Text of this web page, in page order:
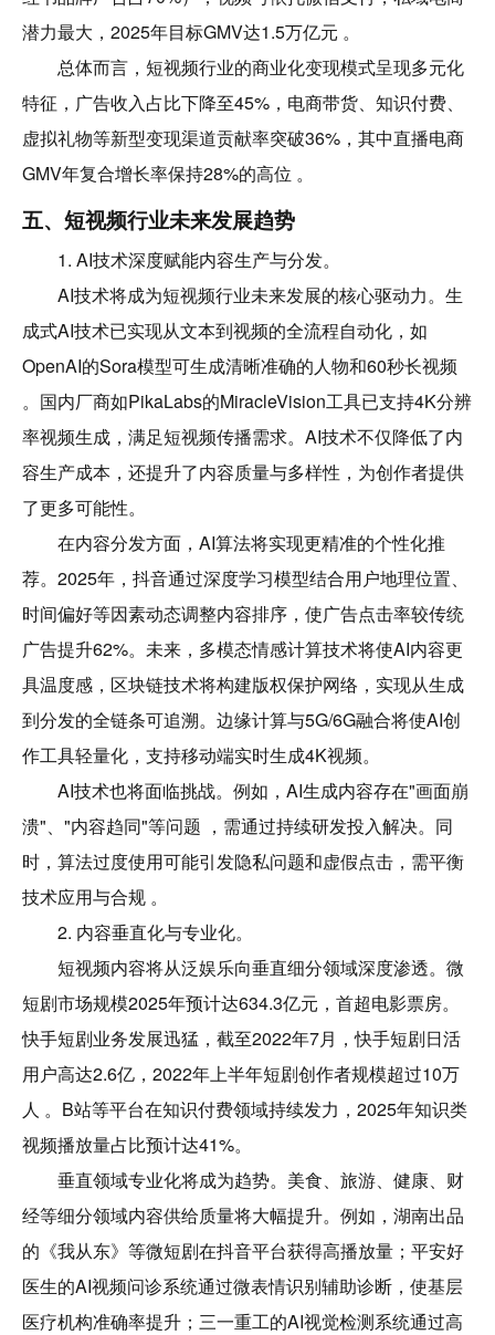
潜力最大，2025年目标GMV达1.5万亿元 。
总体而言，短视频行业的商业化变现模式呈现多元化
特征，广告收入占比下降至45%，电商带货、知识付费、
虚拟礼物等新型变现渠道贡献率突破36%，其中直播电商
GMV年复合增长率保持28%的高位 。
五、短视频行业未来发展趋势
1. AI技术深度赋能内容生产与分发。
AI技术将成为短视频行业未来发展的核心驱动力。生
成式AI技术已实现从文本到视频的全流程自动化，如
OpenAI的Sora模型可生成清晰准确的人物和60秒长视频
。国内厂商如PikaLabs的MiracleVision工具已支持4K分辨
率视频生成，满足短视频传播需求。AI技术不仅降低了内
容生产成本，还提升了内容质量与多样性，为创作者提供
了更多可能性。
在内容分发方面，AI算法将实现更精准的个性化推
荐。2025年，抖音通过深度学习模型结合用户地理位置、
时间偏好等因素动态调整内容排序，使广告点击率较传统
广告提升62%。未来，多模态情感计算技术将使AI内容更
具温度感，区块链技术将构建版权保护网络，实现从生成
到分发的全链条可追溯。边缘计算与5G/6G融合将使AI创
作工具轻量化，支持移动端实时生成4K视频。
AI技术也将面临挑战。例如，AI生成内容存在"画面崩
溃"、"内容趋同"等问题 ，需通过持续研发投入解决。同
时，算法过度使用可能引发隐私问题和虚假点击，需平衡
技术应用与合规 。
2. 内容垂直化与专业化。
短视频内容将从泛娱乐向垂直细分领域深度渗透。微
短剧市场规模2025年预计达634.3亿元，首超电影票房。
快手短剧业务发展迅猛，截至2022年7月，快手短剧日活
用户高达2.6亿，2022年上半年短剧创作者规模超过10万
人 。B站等平台在知识付费领域持续发力，2025年知识类
视频播放量占比预计达41%。
垂直领域专业化将成为趋势。美食、旅游、健康、财
经等细分领域内容供给质量将大幅提升。例如，湖南出品
的《我从东》等微短剧在抖音平台获得高播放量；平安好
医生的AI视频问诊系统通过微表情识别辅助诊断，使基层
医疗机构准确率提升；三一重工的AI视觉检测系统通过高